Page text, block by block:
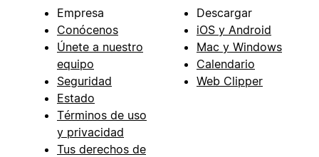
Empresa
Conócenos
Únete a nuestro
equipo
Seguridad
Estado
Términos de uso
y privacidad
Tus derechos de
Descargar
iOS y Android
Mac y Windows
Calendario
Web Clipper